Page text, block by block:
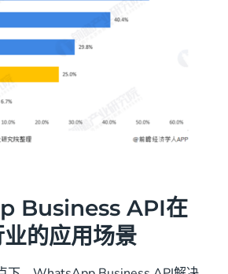
Business API在
的应用场景